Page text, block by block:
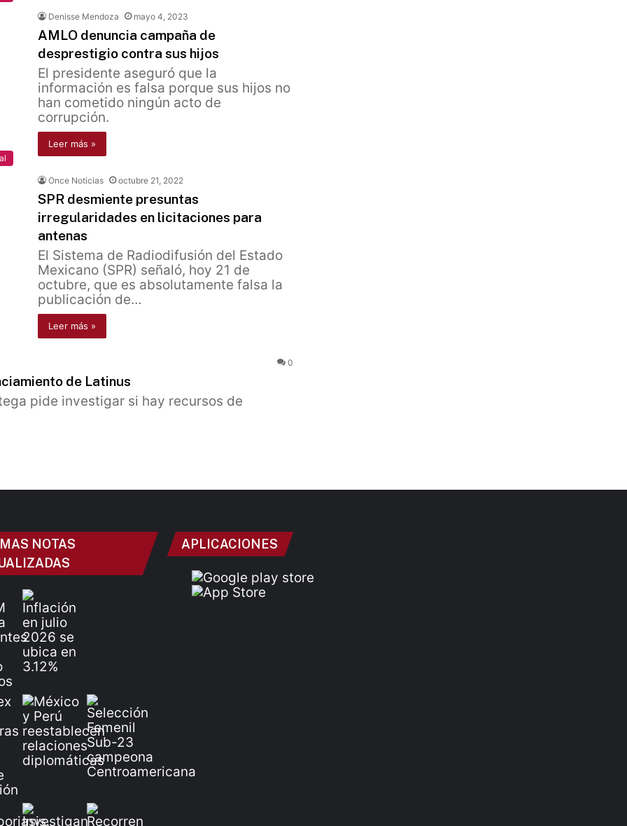
Denisse Mendoza mayo 4, 2023
AMLO denuncia campaña de
desprestigio contra sus hijos
El presidente aseguró que la
información es falsa porque sus hijos no
han cometido ningún acto de
corrupción.
Leer más »
Once Noticias octubre 21, 2022
SPR desmiente presuntas
irregularidades en licitaciones para
antenas
El Sistema de Radiodifusión del Estado
Mexicano (SPR) señaló, hoy 21 de
octubre, que es absolutamente falsa la
publicación de…
Leer más »
0
de Latinus
pide investigar si hay recursos de
NOTAS
APLICACIONES